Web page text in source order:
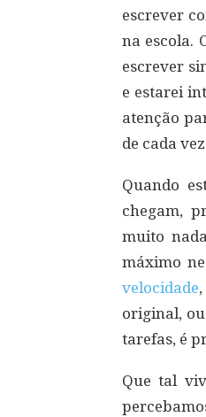
escrever
na escola.
escrever
e estarei
atenção
de cada
Quando
chegam,
muito
máximo
velocidade
original,
tarefas, é
Que tal